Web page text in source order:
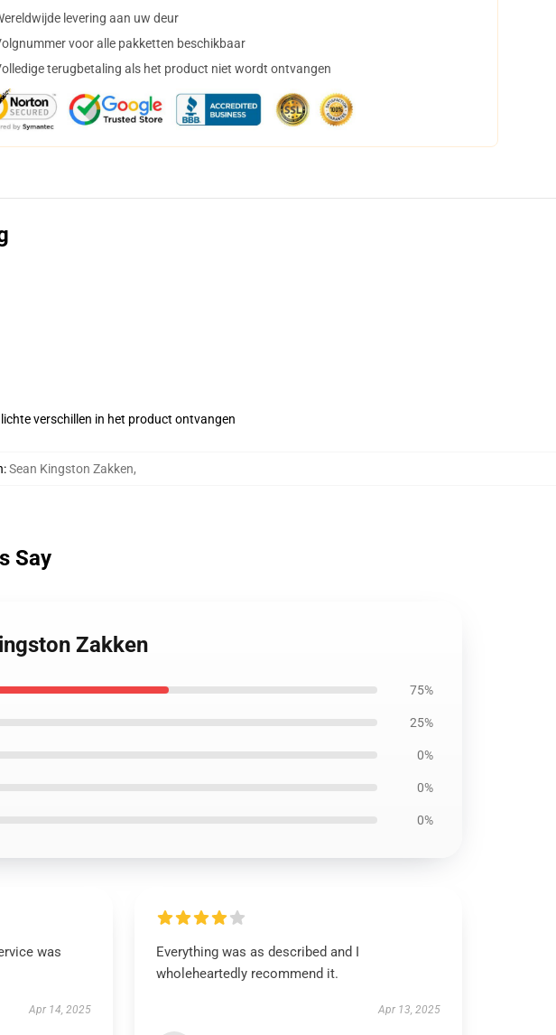
levering aan uw deur
voor alle pakketten beschikbaar
terugbetaling als het product niet wordt ontvangen
verschillen in het product ontvangen
:Sean Kingston Zakken,
Say
Zakken
75%
25%
0%
0%
0%
was
Apr 14, 2025
Everything was as described and I
wholeheartedly recommend it.
Apr 13, 2025